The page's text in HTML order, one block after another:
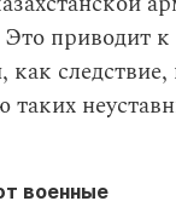
Это приводит
как следствие,
таких
военные